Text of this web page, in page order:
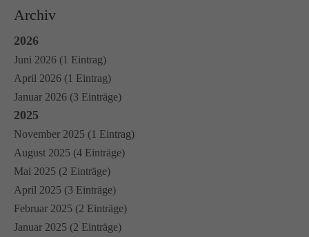
Archiv
2026
Juni 2026 (1 Eintrag)
April 2026 (1 Eintrag)
Januar 2026 (3 Einträge)
2025
November 2025 (1 Eintrag)
August 2025 (4 Einträge)
Mai 2025 (2 Einträge)
April 2025 (3 Einträge)
Februar 2025 (2 Einträge)
Januar 2025 (2 Einträge)